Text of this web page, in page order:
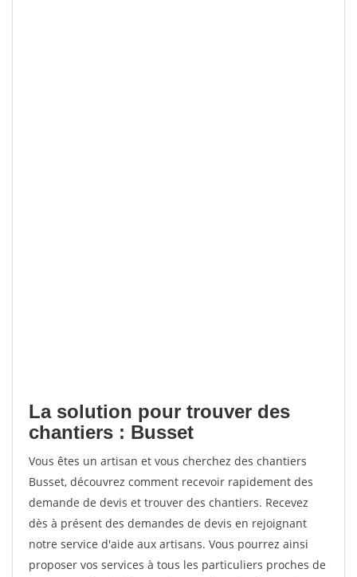
La solution pour trouver des
chantiers : Busset
Vous êtes un artisan et vous cherchez des chantiers
Busset, découvrez comment recevoir rapidement des
demande de devis et trouver des chantiers. Recevez
dès à présent des demandes de devis en rejoignant
notre service d'aide aux artisans. Vous pourrez ainsi
proposer vos services à tous les particuliers proches de